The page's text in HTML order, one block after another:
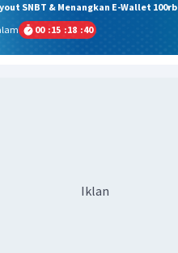
SNBT & Menangkan E-Wallet 100rb
00 :15 :18 :40
Iklan